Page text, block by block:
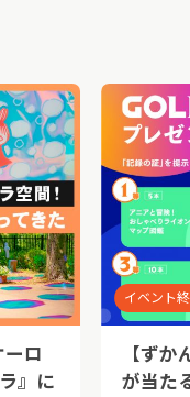
ロ
』に
イベント
【ず
が当た